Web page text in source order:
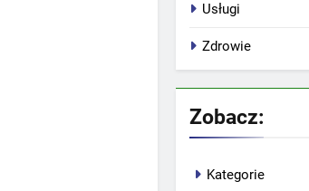
Usługi
Zdrowie
Zobacz:
Kategorie